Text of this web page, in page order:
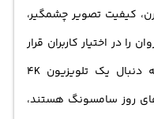
کیفیت تصویر چشمگیر،
در اختیار کاربران قرار
می‌دهد و برای خانواده‌هایی که به دنبال یک تلویزیون 4K
روز سامسونگ هستند،